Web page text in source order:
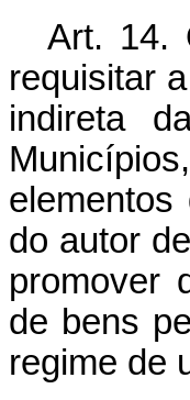
Art. 14.
requisitar
indireta
do autor
promover
de bens
regime de